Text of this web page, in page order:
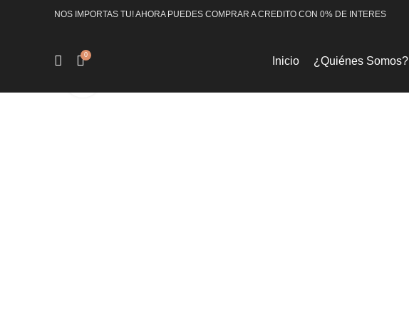
NOS IMPORTAS TU! AHORA PUEDES COMPRAR A CREDITO CON 0% DE INTERES
0 Inicio ¿Quiénes Somos?